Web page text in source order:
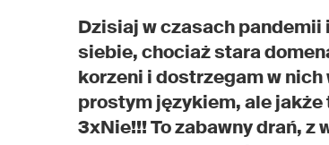
Dzisiaj w czasach
siebie, chociaż stara
korzeni i dostrzegam w
prostym językiem, ale jakże
3xNie!!! To zabawny drań,